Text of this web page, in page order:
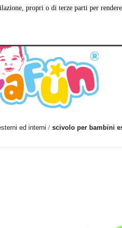
propri o di terze parti per
20
Via Antiniana, 115,
ed interni scivolo per bambini